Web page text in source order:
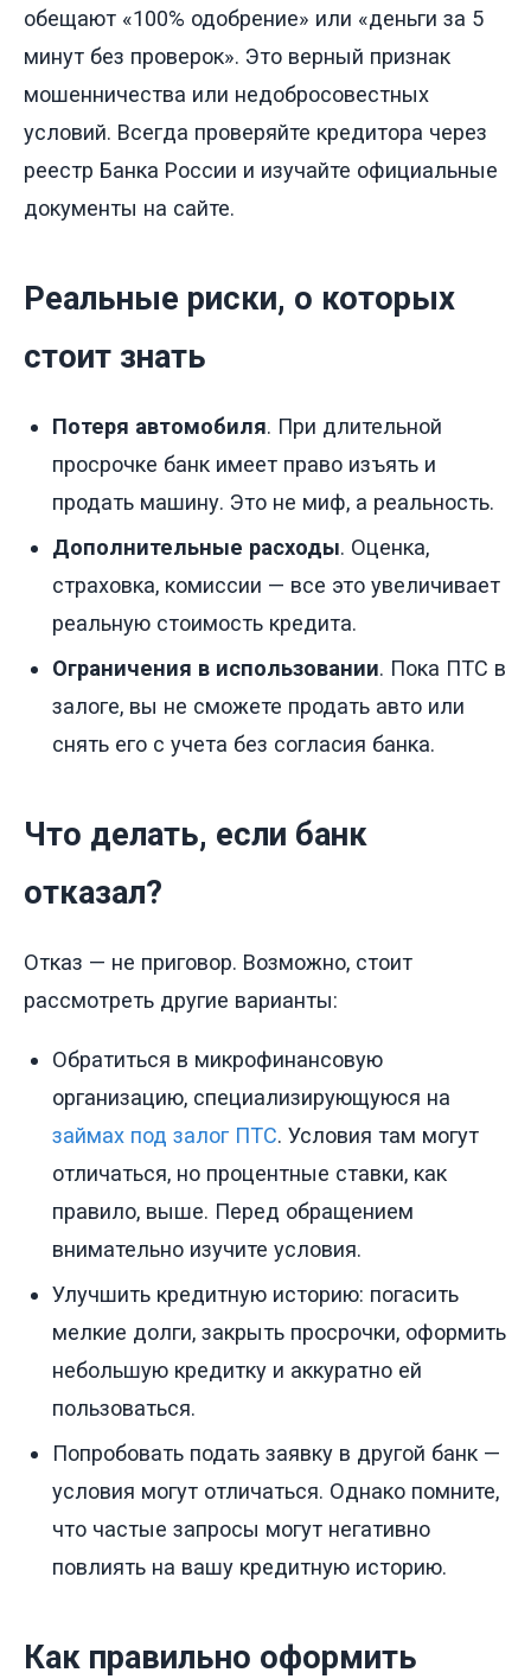
обещают «100% одобрение» или «деньги за 5
минут без проверок». Это верный признак
мошенничества или недобросовестных
условий. Всегда проверяйте кредитора через
реестр Банка России и изучайте официальные
документы на сайте.
Реальные риски, о которых
стоит знать
Потеря автомобиля. При длительной
просрочке банк имеет право изъять и
продать машину. Это не миф, а реальность.
Дополнительные расходы. Оценка,
страховка, комиссии — все это увеличивает
реальную стоимость кредита.
Ограничения в использовании. Пока ПТС в
залоге, вы не сможете продать авто или
снять его с учета без согласия банка.
Что делать, если банк
отказал?
Отказ — не приговор. Возможно, стоит
рассмотреть другие варианты:
Обратиться в микрофинансовую
организацию, специализирующуюся на
займах под залог ПТС. Условия там могут
отличаться, но процентные ставки, как
правило, выше. Перед обращением
внимательно изучите условия.
Улучшить кредитную историю: погасить
мелкие долги, закрыть просрочки, оформить
небольшую кредитку и аккуратно ей
пользоваться.
Попробовать подать заявку в другой банк —
условия могут отличаться. Однако помните,
что частые запросы могут негативно
повлиять на вашу кредитную историю.
Как правильно оформить